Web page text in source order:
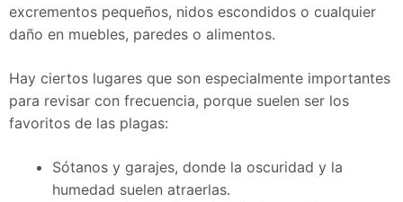
excrementos pequeños, nidos escondidos o cualquier
daño en muebles, paredes o alimentos.
Hay ciertos lugares que son especialmente importantes
para revisar con frecuencia, porque suelen ser los
favoritos de las plagas:
Sótanos y garajes, donde la oscuridad y la
humedad suelen atraerlas.